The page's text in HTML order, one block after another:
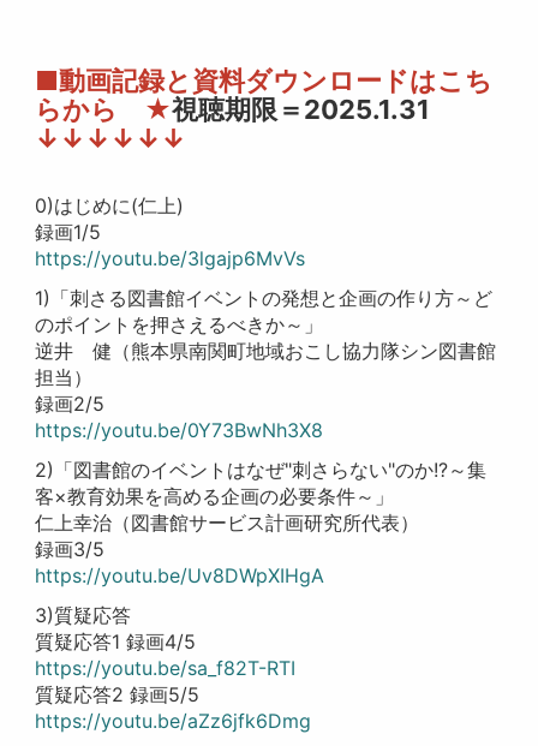
■動画記録と資料ダウンロードはこち
らから ★視聴期限＝2025.1.31
↓↓↓↓↓↓
0)はじめに(仁上)
録画1/5
https://youtu.be/3lgajp6MvVs
1)「刺さる図書館イベントの発想と企画の作り方～ど
のポイントを押さえるべきか～」
逆井 健（熊本県南関町地域おこし協力隊シン図書館
担当）
録画2/5
https://youtu.be/0Y73BwNh3X8
2)「図書館のイベントはなぜ"刺さらない"のか!?～集
客×教育効果を高める企画の必要条件～」
仁上幸治（図書館サービス計画研究所代表）
録画3/5
https://youtu.be/Uv8DWpXIHgA
3)質疑応答
質疑応答1 録画4/5
https://youtu.be/sa_f82T-RTI
質疑応答2 録画5/5
https://youtu.be/aZz6jfk6Dmg